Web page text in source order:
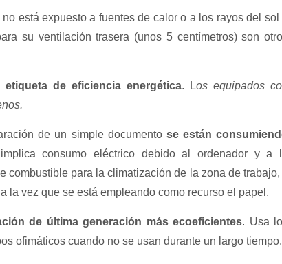
está expuesto a fuentes de calor o a los rayos del sol
su ventilación trasera (unos 5 centímetros) son
de eficiencia energética. Los equipados
de un simple documento se están
consumo eléctrico debido al ordenador y a
combustible para la climatización de la zona de trabajo,
la vez que se está empleando como recurso el papel.
de última generación más ecoeficientes. Usa
ofimáticos cuando no se usan durante un largo tiempo.